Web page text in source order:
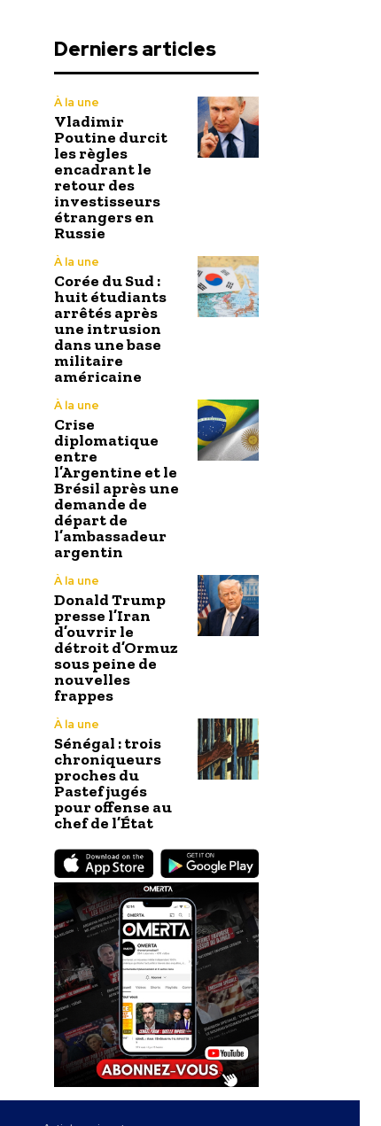
Derniers articles
À la une
Vladimir
Poutine durcit
les règles
encadrant le
retour des
investisseurs
étrangers en
Russie
À la une
Corée du Sud :
huit étudiants
arrêtés après
une intrusion
dans une base
militaire
américaine
À la une
Crise
diplomatique
entre
l’Argentine et le
Brésil après une
demande de
départ de
l’ambassadeur
argentin
À la une
Donald Trump
presse l’Iran
d’ouvrir le
détroit d’Ormuz
sous peine de
nouvelles
frappes
À la une
Sénégal : trois
chroniqueurs
proches du
Pastef jugés
pour offense au
chef de l’État